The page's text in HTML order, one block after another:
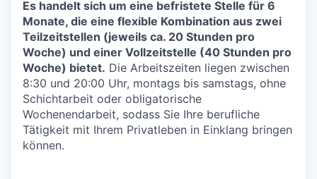
Es handelt sich um eine befristete Stelle für 6
Monate, die eine flexible Kombination aus zwei
Teilzeitstellen (jeweils ca. 20 Stunden pro
Woche) und einer Vollzeitstelle (40 Stunden pro
Woche) bietet. Die Arbeitszeiten liegen zwischen
8:30 und 20:00 Uhr, montags bis samstags, ohne
Schichtarbeit oder obligatorische
Wochenendarbeit, sodass Sie Ihre berufliche
Tätigkeit mit Ihrem Privatleben in Einklang bringen
können.